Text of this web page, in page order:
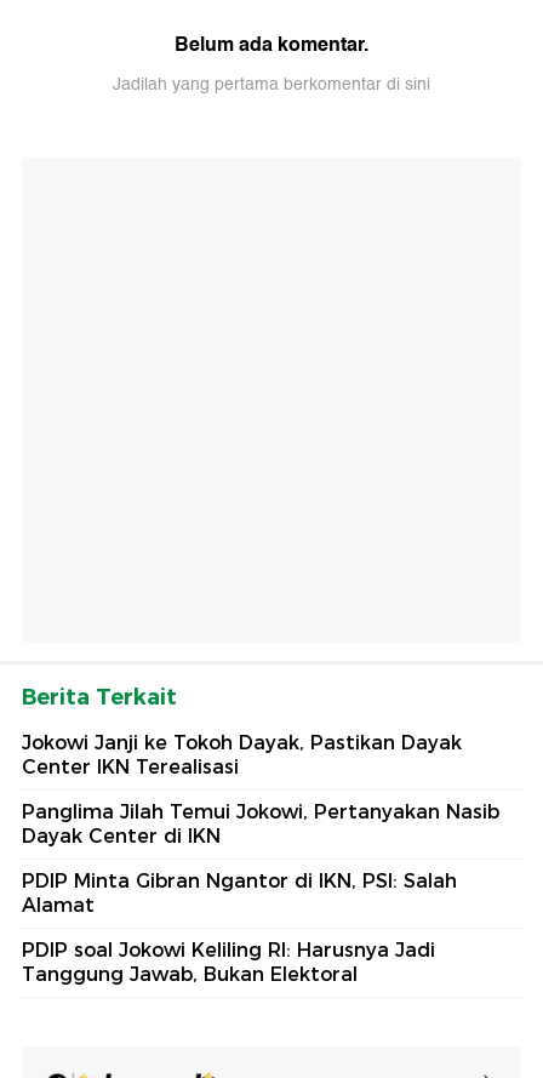
Belum ada komentar.
Jadilah yang pertama berkomentar di sini
Berita Terkait
Jokowi Janji ke Tokoh Dayak, Pastikan Dayak
Center IKN Terealisasi
Panglima Jilah Temui Jokowi, Pertanyakan Nasib
Dayak Center di IKN
PDIP Minta Gibran Ngantor di IKN, PSI: Salah
Alamat
PDIP soal Jokowi Keliling RI: Harusnya Jadi
Tanggung Jawab, Bukan Elektoral